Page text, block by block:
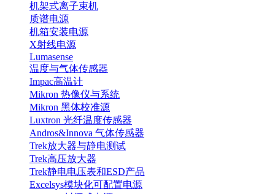
机架式离子束机
质谱电源
机箱安装电源
X射线电源
Lumasense
温度与气体传感器
Impac高温计
Mikron 热像仪与系统
Mikron 黑体校准源
Luxtron 光纤温度传感器
Andros&Innova 气体传感器
Trek放大器与静电测试
Trek高压放大器
Trek静电电压表和ESD产品
Excelsys模块化可配置电源